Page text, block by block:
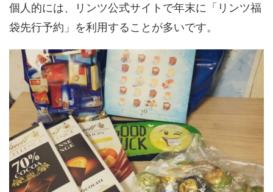
個人的には、リンツ公式サイトで年末に「リンツ福
袋先行予約」を利用することが多いです。